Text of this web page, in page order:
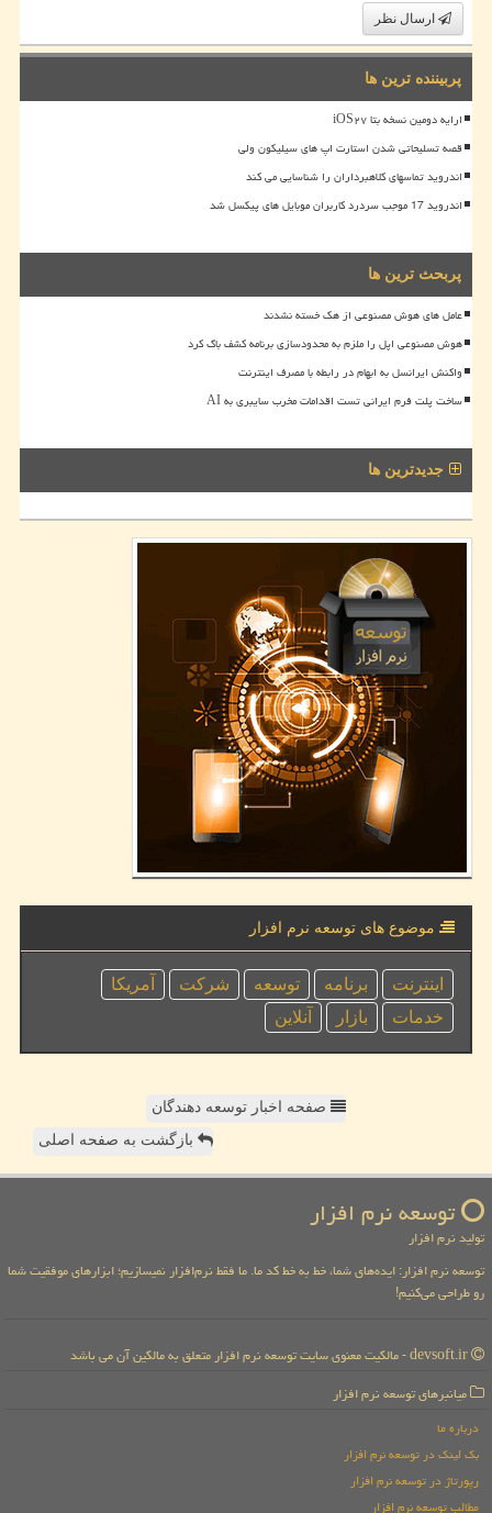
ارسال نظر
پربیننده ترین ها
ارایه دومین نسخه بتا iOS۲۷
قصه تسلیحاتی شدن استارت اپ های سیلیکون ولی
اندروید تماسهای کلاهبرداران را شناسایی می کند
اندروید 17 موجب سردرد کاربران موبایل های پیکسل شد
پربحث ترین ها
عامل های هوش مصنوعی از هک خسته نشدند
هوش مصنوعی اپل را ملزم به محدودسازی برنامه کشف باگ کرد
واکنش ایرانسل به ابهام در رابطه با مصرف اینترنت
ساخت پلت فرم ایرانی تست اقدامات مخرب سایبری به AI
جدیدترین ها
موضوع های توسعه نرم افزار
اینترنت برنامه توسعه شركت
آمریكا
خدمات
بازار آنلاین
صفحه اخبار توسعه دهندگان
بازگشت به صفحه اصلی
توسعه نرم افزار
تولید نرم افزار
توسعه نرم افزار: ایده‌های شما، خط به خط کد ما. ما فقط نرم‌افزار نمیسازیم؛ ابزارهای موفقیت شما
رو طراحی می‌کنیم!
میانبرهای توسعه نرم افزار
درباره ما
بک لینک در توسعه نرم افزار
رپورتاژ در توسعه نرم افزار
مطالب توسعه نرم افزار